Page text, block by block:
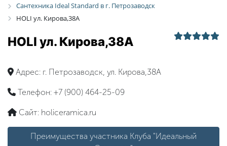
Сантехника Ideal Standard в г. Петрозаводск
HOLI ул. Кирова,38А
HOLI ул. Кирова,38А
Адрес: г. Петрозаводск, ул. Кирова,38А
Телефон: +7 (900) 464-25-09
Сайт: holiceramica.ru
Преимущества участника Клуба "Идеальный